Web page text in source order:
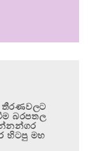
තීරණවලට
බරපතල
හිටපු මහ